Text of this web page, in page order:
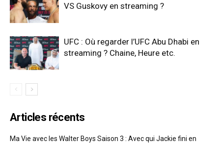
VS Guskovy en streaming ?
UFC : Où regarder l’UFC Abu Dhabi en
streaming ? Chaine, Heure etc.
Articles récents
Ma Vie avec les Walter Boys Saison 3 : Avec qui Jackie fini en